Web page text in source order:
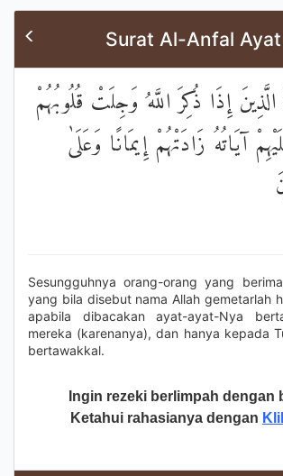
Surat Al-Anfal
الَّذِينَ إِذَا ذُكِرَ اللَّهُ وَجِلَتْ قُلُوبُهُمْ
آيَاتُهُ زَادَتْهُمْ إِيمَانًا وَعَلَىٰ
Sesungguhnya orang-orang yang
yang bila disebut nama Allah gemetarlah
apabila dibacakan ayat-ayat-Nya
mereka (karenanya), dan hanya kepada
bertawakkal.
Ingin rezeki berlimpah dengan
Ketahui rahasianya dengan